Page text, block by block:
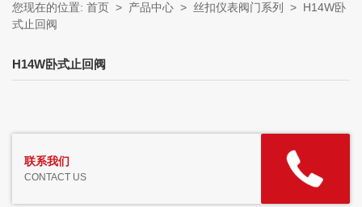
您现在的位置: 首页 > 产品中心 > 丝扣仪表阀门系列 > H14W卧
式止回阀
H14W卧式止回阀
联系我们
CONTACT US